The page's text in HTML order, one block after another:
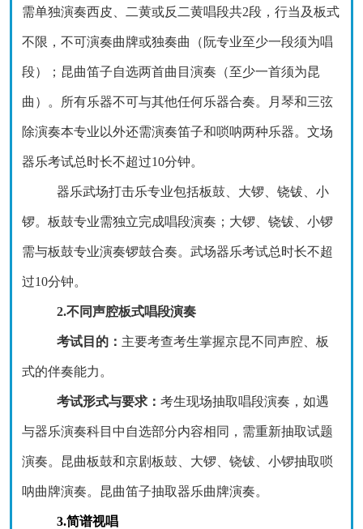
需单独演奏西皮、二黄或反二黄唱段共2段，行当及板式
不限，不可演奏曲牌或独奏曲 （ 阮专业至少一段须为唱
段）； 昆曲笛子自选两首曲目演奏（至少一首须为昆
曲） 。 所有乐器不可与其他任何乐器合奏。月琴和三弦
除演奏本专业以外还需演奏笛子和唢呐两种乐器。文场
器乐考试总时长不超过10分钟。
器乐武场打击乐专业包括板鼓、大锣、铙钹、小
锣。板鼓专业需独立完成唱段演奏；大锣、铙钹、小锣
需与板鼓专业演奏锣鼓合奏。武场器乐考试总时长不超
过10分钟。
2.不同声腔板式唱段演奏
考试目的： 主要考查考生掌握京昆不同声腔、板
式的伴奏能力。
考试形式与要求： 考生现场抽取唱段演奏，如遇
与器乐演奏科目中自选部分内容相同，需重新抽取试题
演奏。昆曲板鼓和京剧板鼓、大锣、铙钹、小锣抽取唢
呐曲牌演奏。昆曲笛子抽取器乐曲牌演奏。
3.简谱视唱